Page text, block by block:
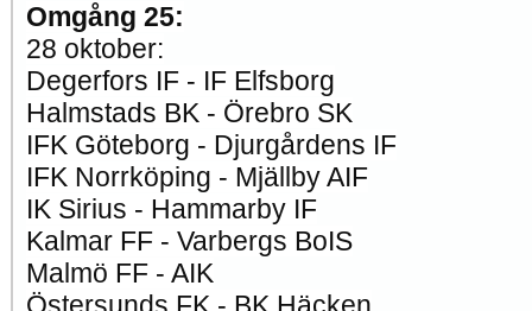
Omgång 25:
28 oktober:
Degerfors IF - IF Elfsborg
Halmstads BK - Örebro SK
IFK Göteborg - Djurgårdens IF
IFK Norrköping - Mjällby AIF
IK Sirius - Hammarby IF
Kalmar FF - Varbergs BoIS
Malmö FF - AIK